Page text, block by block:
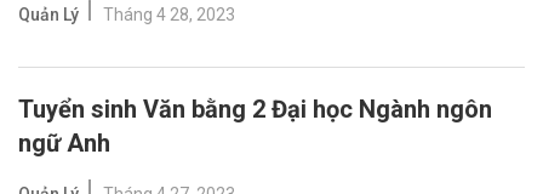
Quản Lý Tháng 4 28, 2023
Tuyển sinh Văn bằng 2 Đại học Ngành ngôn
ngữ Anh